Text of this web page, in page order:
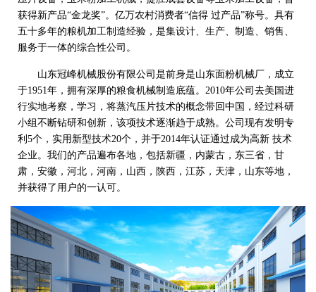
获得新产品“金龙奖”。亿万农村消费者“信得 过产品”称号。具有
五十多年的粮机加工制造经验，是集设计、生产、制造、销售、
服务于一体的综合性公司。
山东冠峰机械股份有限公司是前身是山东面粉机械厂，成立
于1951年，拥有深厚的粮食机械制造底蕴。2010年公司去美国进
行实地考察，学习，将蒸汽压片技术的概念带回中国，经过科研
小组不断钻研和创新，该项技术逐渐趋于成熟。公司现有发明专
利5个，实用新型技术20个，并于2014年认证通过成为高新 技术
企业。我们的产品遍布各地，包括新疆，内蒙古，东三省，甘
肃，安徽，河北，河南，山西，陕西，江苏，天津，山东等地，
并获得了用户的一认可。